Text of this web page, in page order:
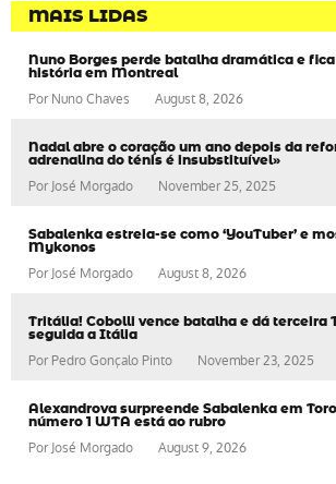
MAIS LIDAS
Nuno Borges perde batalha dramática e
história em Montreal
PorNuno Chaves August 8, 2026
Nadal abre o coração um ano depois da
adrenalina do ténis é insubstituível»
Por José Morgado November 25, 2025
Sabalenka estreia-se como ‘YouTuber’ e
Mykonos
PorJosé Morgado August 8, 2026
Tritália! Cobolli vence batalha e dá terceira
seguida a Itália
Por Pedro Gonçalo Pinto November 23, 2025
Alexandrova surpreende Sabalenka em
número 1 WTA está ao rubro
PorJosé Morgado August 9, 2026